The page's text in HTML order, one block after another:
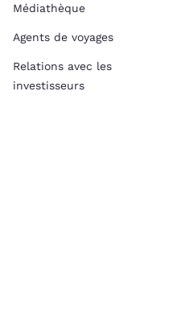
Médiathèque
Agents de voyages
Relations avec les
investisseurs